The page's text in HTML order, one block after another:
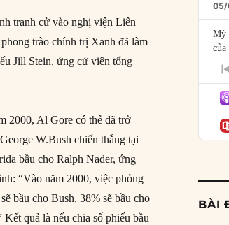
tranh cử vào nghị viện Liên
trào chính trị Xanh đã làm
Jill Stein, ứng cử viên tổng
2000, Al Gore có thể đã trở
W.Bush chiến thắng tại
bầu cho Ralph Nader, ứng
“Vào năm 2000, việc phỏng
bầu cho Bush, 38% sẽ bầu cho
quả là nếu chia số phiếu bầu
Mỹ
Đặt
BÀI